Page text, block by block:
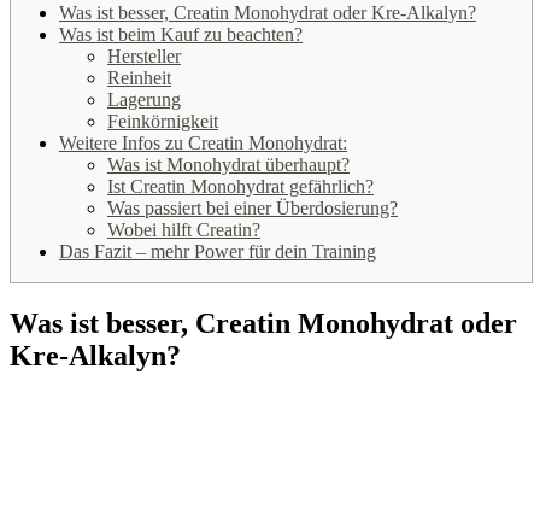
Was ist besser, Creatin Monohydrat oder Kre-Alkalyn?
Was ist beim Kauf zu beachten?
Hersteller
Reinheit
Lagerung
Feinkörnigkeit
Weitere Infos zu Creatin Monohydrat:
Was ist Monohydrat überhaupt?
Ist Creatin Monohydrat gefährlich?
Was passiert bei einer Überdosierung?
Wobei hilft Creatin?
Das Fazit – mehr Power für dein Training
Was ist besser, Creatin Monohydrat oder
Kre-Alkalyn?